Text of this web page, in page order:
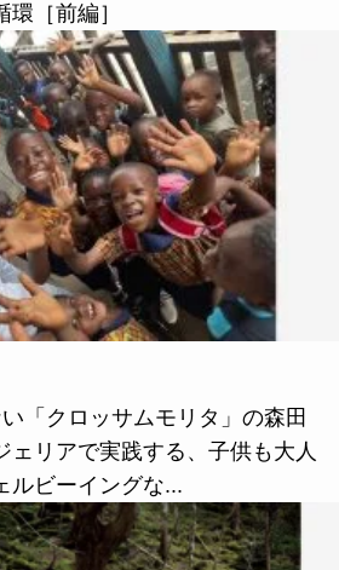
［前編］
「クロッサムモリタ」の森田
ェリアで実践する、子供も大人
ルビーイングな...